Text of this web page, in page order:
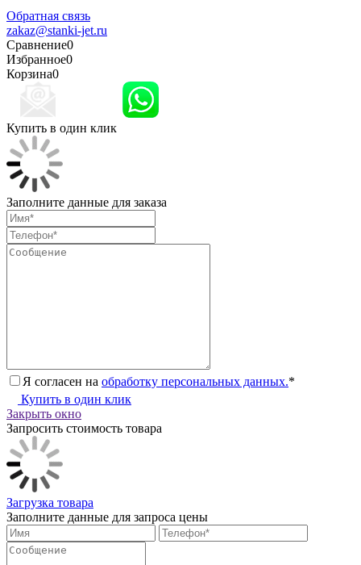
Обратная связь
zakaz@stanki-jet.ru
Сравнение0
Избранное0
Корзина0
Купить в один клик
Заполните данные для заказа
Я согласен на обработку персональных данных.*
Купить в один клик
Закрыть окно
Запросить стоимость товара
Загрузка товара
Заполните данные для запроса цены